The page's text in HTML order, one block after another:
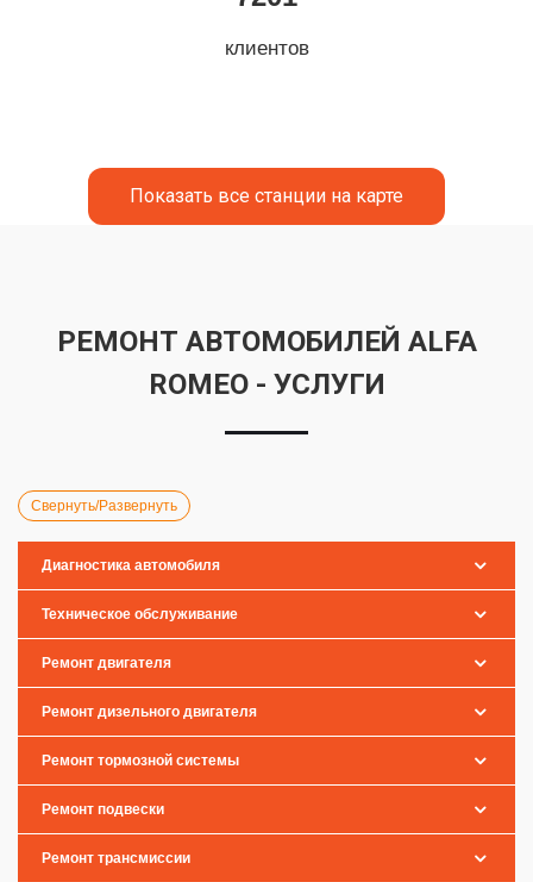
клиентов
Показать все станции на карте
РЕМОНТ АВТОМОБИЛЕЙ ALFA
ROMEO - УСЛУГИ
Свернуть/Развернуть
Диагностика автомобиля
Техническое обслуживание
Ремонт двигателя
Ремонт дизельного двигателя
Ремонт тормозной системы
Ремонт подвески
Ремонт трансмиссии